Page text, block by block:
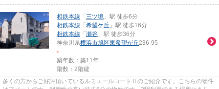
相鉄本線 「 三ツ境 」駅 徒歩6分
相鉄本線 「 希望ケ丘 」駅 徒歩16分
相鉄本線 「 瀬谷 」駅 徒歩36分
神奈川県横浜市旭区東希望が丘236-95
-
築年数：築11年
階数：2階建
多くの方からご好評頂いているルミエールコートⅡのご紹介です。こちらの物件